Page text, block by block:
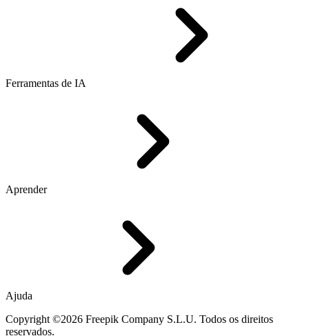
Ferramentas de IA
Aprender
Ajuda
Copyright ©2026 Freepik Company S.L.U. Todos os direitos
reservados.